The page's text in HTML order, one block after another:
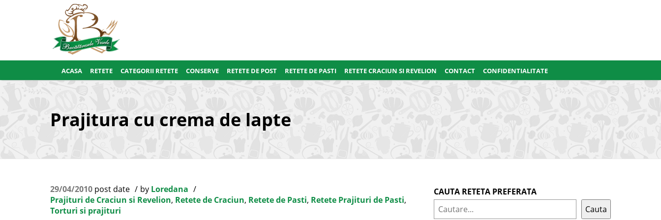
ACASA RETETE CATEGORII RETETE CONSERVE RETETE DE POST RETETE DE PASTI RETETE CRACIUN SI REVELION CONTACT CONFIDENTIALITATE
Prajitura cu crema de lapte
29/04/2010 post date by Loredana
Prajituri de Craciun si Revelion, Retete de Craciun, Retete de Pasti, Retete Prajituri de Pasti,
Torturi si prajituri
CAUTA RETETA PREFERATA
Cauta